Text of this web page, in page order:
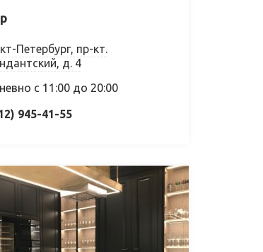
Петербург, пр-кт.
д. 4
с 11:00 до 20:00
945-41-55